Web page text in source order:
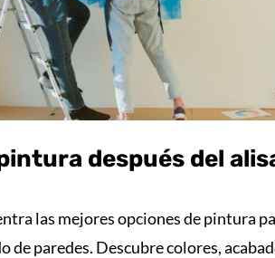
después del
las mejores opciones de pintura
de paredes. Descubre colores,